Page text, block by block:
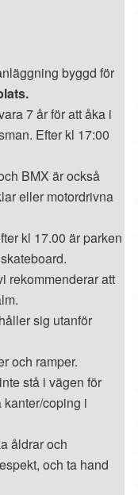
byggd för
7 år för att åka i
Efter kl 17:00
BMX är också
eller motordrivna
kl 17.00 är parken
rekommenderar att
sig utanför
och ramper.
stå i vägen för
kanter/coping i
åldrar och
och ta hand